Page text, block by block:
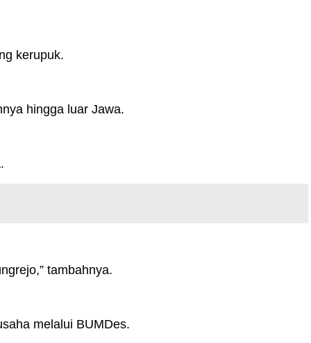
kerupuk.
hingga luar Jawa.
tambahnya.
melalui BUMDes.